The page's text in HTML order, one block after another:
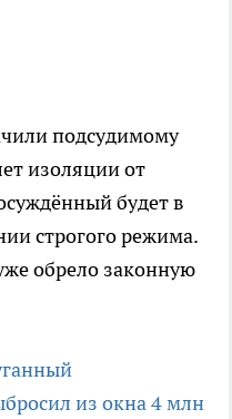
подсудимому
изоляции от
будет в
строгого режима.
обрело законную
из окна 4 млн